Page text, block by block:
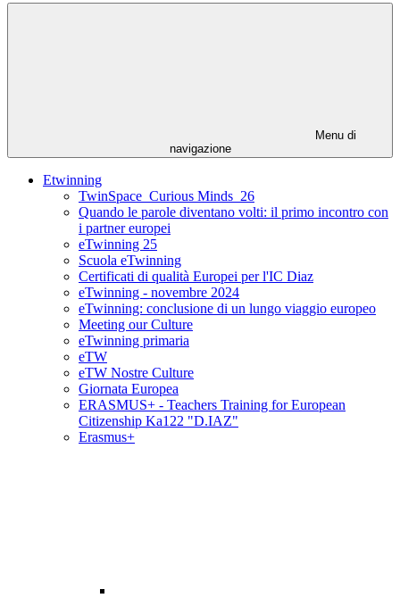
Menu di
navigazione
Etwinning
TwinSpace_Curious Minds_26
Quando le parole diventano volti: il primo incontro con
i partner europei
eTwinning 25
Scuola eTwinning
Certificati di qualità Europei per l'IC Diaz
eTwinning - novembre 2024
eTwinning: conclusione di un lungo viaggio europeo
Meeting our Culture
eTwinning primaria
eTW
eTW Nostre Culture
Giornata Europea
ERASMUS+ - Teachers Training for European
Citizenship Ka122 "D.IAZ"
Erasmus+